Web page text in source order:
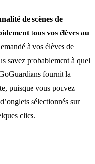
de scènes de
tous vos élèves au
à vos élèves de
savez probablement à quel
fournit la
puisque vous pouvez
sélectionnés sur
clics.